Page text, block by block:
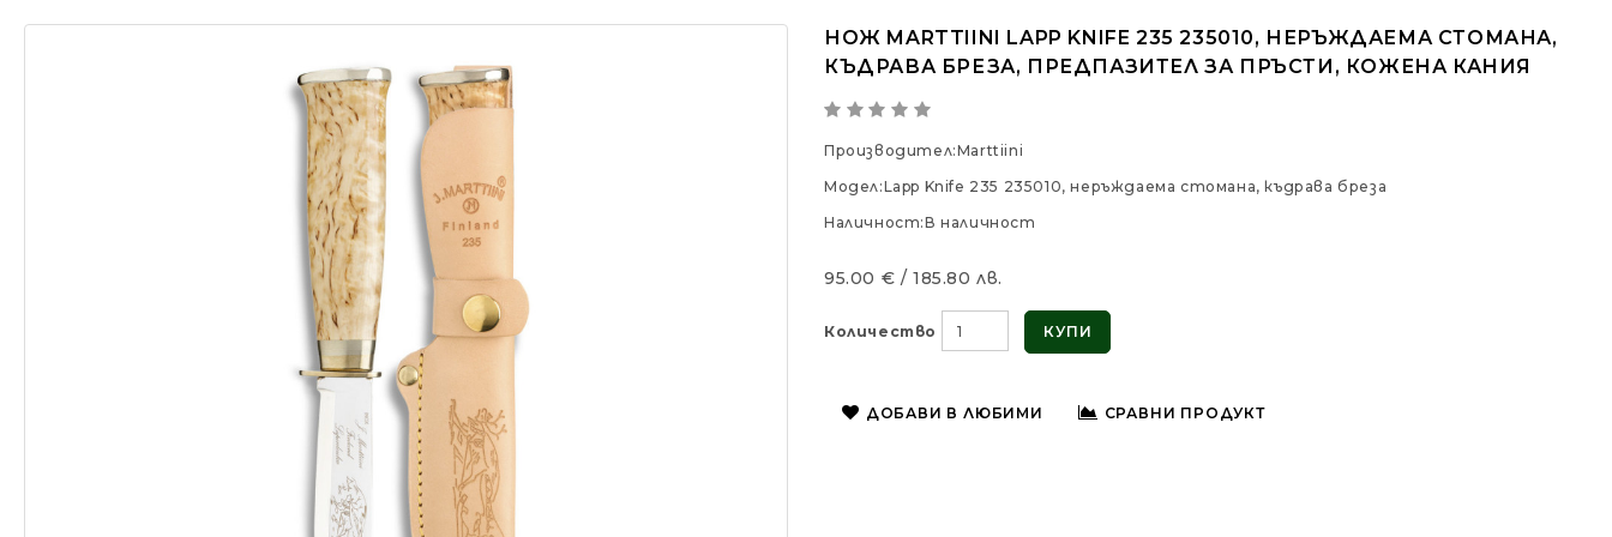
НОЖ MARTTIINI LAPP KNIFE 235 235010, НЕРЪЖДАЕМА СТОМАНА,
КЪДРАВА БРЕЗА, ПРЕДПАЗИТЕЛ ЗА ПРЪСТИ, КОЖЕНА КАНИЯ
Производител:Marttiini
Модел:Lapp Knife 235 235010, неръждаема стомана, къдрава бреза
Наличност:В наличност
95.00 € / 185.80 лв.
Количество КУПИ
ДОБАВИ В ЛЮБИМИ СРАВНИ ПРОДУКТ